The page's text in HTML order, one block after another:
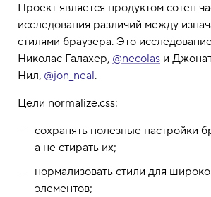
Проект является продуктом сотен
исследования различий между
стилями браузера. Это
Николас Галахер, @necolas и
Нил, @jon_neal.
Цели normalize.css:
сохранять полезные настройки
а не стирать их;
нормализовать стили для
элементов;